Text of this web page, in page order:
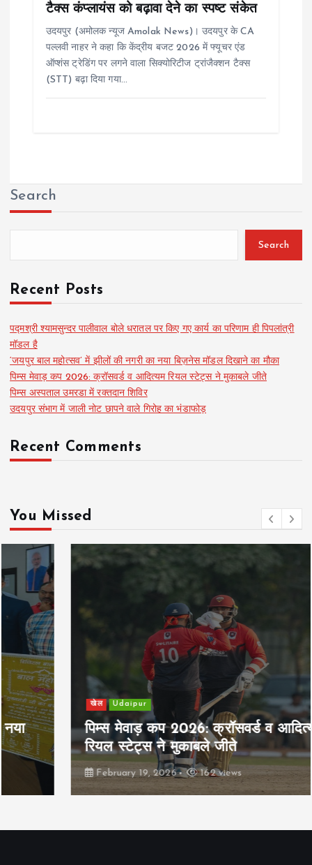
टैक्स कंप्लायंस को बढ़ावा देने का स्पष्ट संकेत
उदयपुर (अमोलक न्यूज Amolak News)। उदयपुर के CA
पल्लवी नाहर ने कहा कि केंद्रीय बजट 2026 में फ्यूचर एंड
ऑप्शंस ट्रेडिंग पर लगने वाला सिक्योरिटीज ट्रांजैक्शन टैक्स
(STT) बढ़ा दिया गया…
Search
Search
Recent Posts
पद्मश्री श्यामसुन्दर पालीवाल बोले धरातल पर किए गए कार्य का परिणाम ही पिपलांत्री
मॉडल है
‘जयपुर बाल महोत्सव’ में झीलों की नगरी का नया बिज़नेस मॉडल दिखाने का मौका
पिम्स मेवाड़ कप 2026: क्रॉसवर्ड व आदित्यम रियल स्टेट्स ने मुकाबले जीते
पिम्स अस्पताल उमरडा में रक्तदान शिविर
उदयपुर संभाग में जाली नोट छापने वाले गिरोह का भंडाफोड़
Recent Comments
You Missed
खेल Udaipur
पिम्स मेवाड़ कप 2026: क्रॉसवर्ड व आदित्यम
रियल स्टेट्स ने मुकाबले जीते
February 19, 2026 162 views